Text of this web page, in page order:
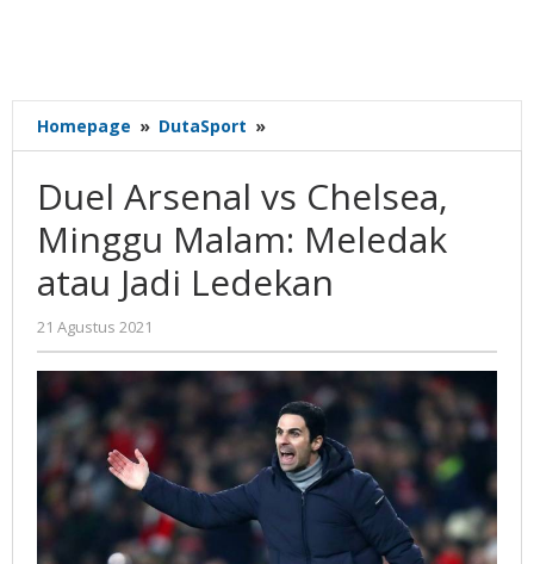
Homepage » DutaSport »
Arsenal
Chelsea,
Minggu
Malam:
Meledak
atau
Ledekan
Duel Arsenal vs Chelsea,
Minggu Malam: Meledak
atau Jadi Ledekan
21 Agustus 2021
Gatot
Susanto